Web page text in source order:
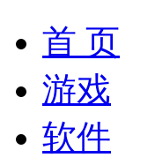
首 页
游戏
软件